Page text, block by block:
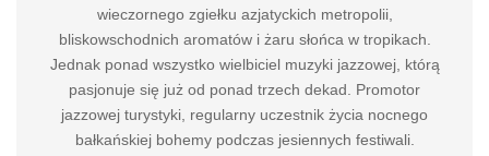
wieczornego zgiełku azjatyckich metropolii,
bliskowschodnich aromatów i żaru słońca w tropikach.
Jednak ponad wszystko wielbiciel muzyki jazzowej, którą
pasjonuje się już od ponad trzech dekad. Promotor
jazzowej turystyki, regularny uczestnik życia nocnego
bałkańskiej bohemy podczas jesiennych festiwali.